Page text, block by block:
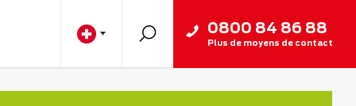
0800 84 86 88
Plus de moyens de contact